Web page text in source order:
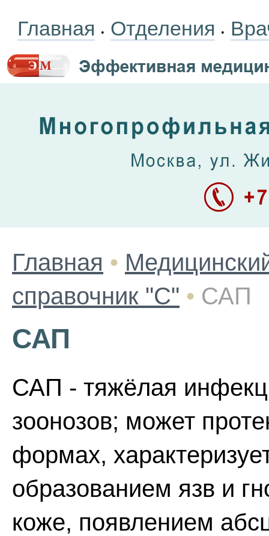
Главная • Отделения •
Главная •
справочник "С" • САП
САП
САП - тяжёлая
зоонозов; может
формах,
образованием язв и
коже, появлением